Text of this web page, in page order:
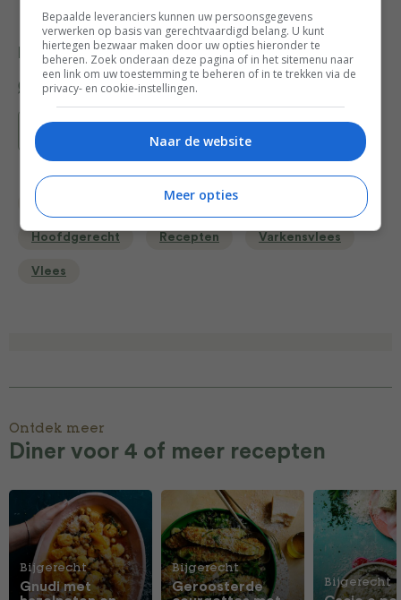
Deel dit recept
Diner voor 4 of meer Gangen Gelegenheid
Hoofdgerecht Recepten Varkensvlees
Vlees
Ontdek meer
Diner voor 4 of meer recepten
Bijgerecht
Gnudi met
Bijgerecht
Geroosterde
Bijgerecht
Bepaalde leveranciers kunnen uw persoonsgegevens
verwerken op basis van gerechtvaardigd belang. U kunt
hiertegen bezwaar maken door uw opties hieronder te
beheren. Zoek onderaan deze pagina of in het sitemenu naar
een link om uw toestemming te beheren of in te trekken via de
privacy- en cookie-instellingen.
Naar de website
Meer opties